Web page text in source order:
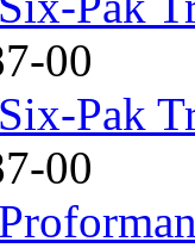
00
Pak
00